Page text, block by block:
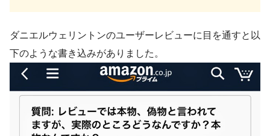
ダニエルウェリントンのユーザーレビューに目を通すと以
下のような書き込みがありました。